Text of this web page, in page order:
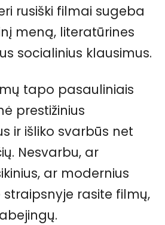
rusiški filmai sugeba
meną, literatūrines
socialinius klausimus.
tapo pasauliniais
prestižinius
ir išliko svarbūs net
Nesvarbu, ar
ar modernius
straipsnyje rasite filmų,